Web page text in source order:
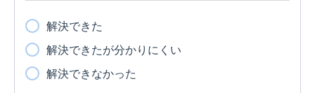
解決できた
解決できたが分かりにくい
解決できなかった